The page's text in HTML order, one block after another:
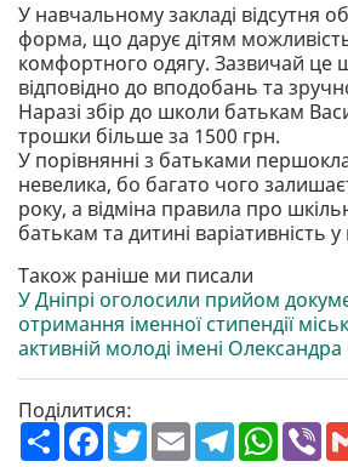
У навчальному закладі відсутня
форма, що дарує дітям
комфортного одягу. Зазвичай це
відповідно до вподобань та
Наразі збір до школи батькам
трошки більше за 1500 грн.
У порівнянні з батьками
невелика, бо багато чого
року, а відміна правила про
батькам та дитині варіативність
Також раніше ми писали
У Дніпрі оголосили прийом
отримання іменної стипендії
активній молоді імені
Поділитися:
П
о
F
a
T
w
E
m
T
e
W
h
V